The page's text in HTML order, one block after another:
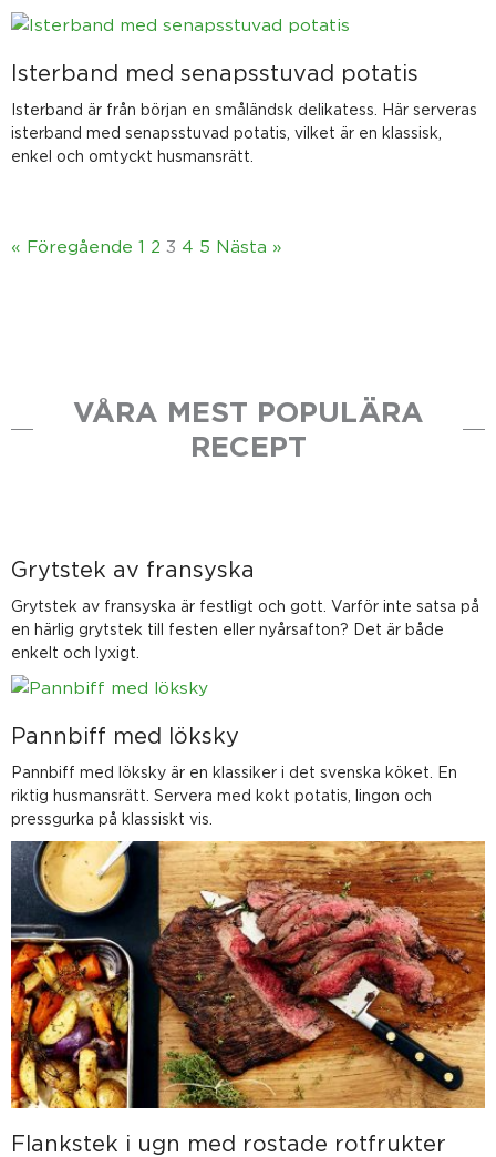
Isterband med senapsstuvad potatis
Isterband är från början en småländsk delikatess. Här serveras
isterband med senapsstuvad potatis, vilket är en klassisk,
enkel och omtyckt husmansrätt.
« Föregående 1 2 3 4 5 Nästa »
VÅRA MEST POPULÄRA
RECEPT
Grytstek av fransyska
Grytstek av fransyska är festligt och gott. Varför inte satsa på
en härlig grytstek till festen eller nyårsafton? Det är både
enkelt och lyxigt.
Pannbiff med löksky
Pannbiff med löksky är en klassiker i det svenska köket. En
riktig husmansrätt. Servera med kokt potatis, lingon och
pressgurka på klassiskt vis.
Flankstek i ugn med rostade rotfrukter